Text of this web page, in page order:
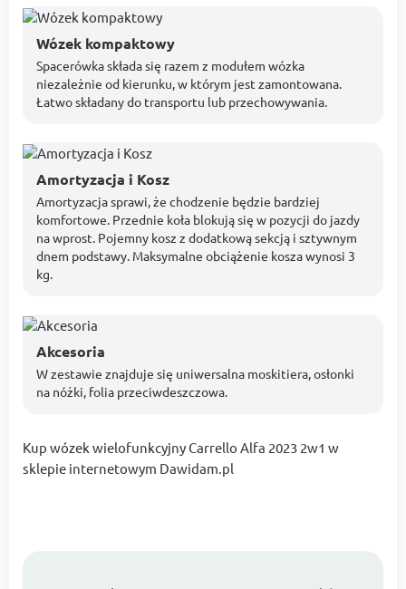
Wózek kompaktowy
Spacerówka składa się razem z modułem wózka
niezależnie od kierunku, w którym jest zamontowana.
Łatwo składany do transportu lub przechowywania.
Amortyzacja i Kosz
Amortyzacja sprawi, że chodzenie będzie bardziej
komfortowe. Przednie koła blokują się w pozycji do jazdy
na wprost. Pojemny kosz z dodatkową sekcją i sztywnym
dnem podstawy. Maksymalne obciążenie kosza wynosi 3
kg.
Akcesoria
W zestawie znajduje się uniwersalna moskitiera, osłonki
na nóżki, folia przeciwdeszczowa.
Kup wózek wielofunkcyjny Carrello Alfa 2023 2w1 w
sklepie internetowym Dawidam.pl